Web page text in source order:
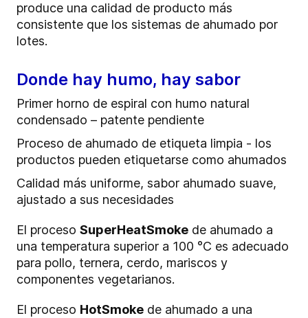
produce una calidad de producto más
consistente que los sistemas de ahumado por
lotes.
Donde hay humo, hay sabor
Primer horno de espiral con humo natural
condensado – patente pendiente
Proceso de ahumado de etiqueta limpia - los
productos pueden etiquetarse como ahumados
Calidad más uniforme, sabor ahumado suave,
ajustado a sus necesidades
El proceso SuperHeatSmoke de ahumado a
una temperatura superior a 100 °C es adecuado
para pollo, ternera, cerdo, mariscos y
componentes vegetarianos.
El proceso HotSmoke de ahumado a una